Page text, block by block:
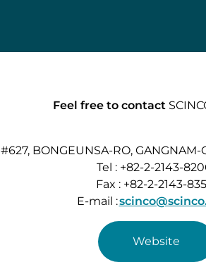
Feel free to contact
#627, BONGEUNSA-RO, GANGNAM-
Tel : +82-2-2143-
Fax : +82-2-2143-
E-mail :
Website